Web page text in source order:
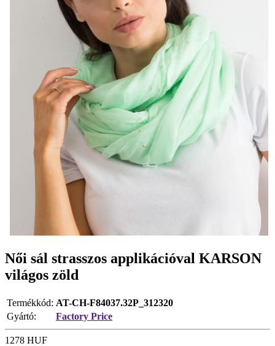
Női sál strasszos applikációval KARSON
világos zöld
Termékkód: AT-CH-F84037.32P_312320
Gyártó:
Factory Price
1278 HUF